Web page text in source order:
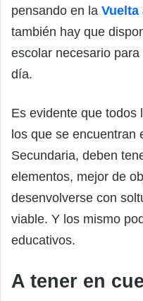
pensando en la Vuelta
también hay que
escolar necesario
día.
Es evidente que todos
los que se encuentran
Secundaria, deben
elementos, mejor de
desenvolverse con
viable. Y los mismo
educativos.
A tener en